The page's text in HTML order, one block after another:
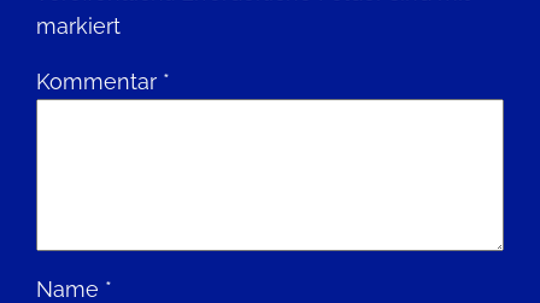
markiert
Kommentar *
Name *